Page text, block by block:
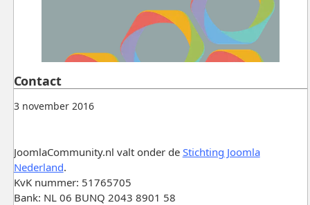
Gepubliceerd:
3 november 2016.
Contact
JoomlaCommunity.nl valt onder de Stichting Joomla
Nederland.
KvK nummer: 51765705
Bank: NL 06 BUNQ 2043 8901 58